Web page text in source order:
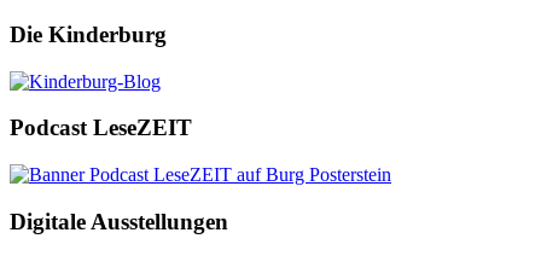
Die Kinderburg
Podcast LeseZEIT
Digitale Ausstellungen